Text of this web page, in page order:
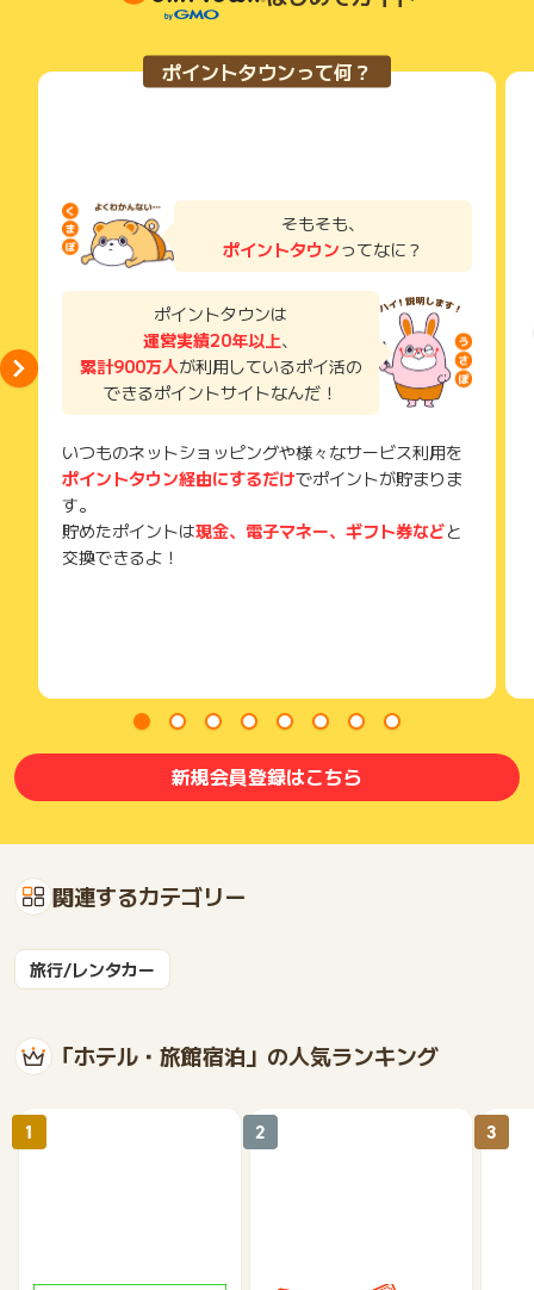
(3)ただし、(1)(2)に因らず、以下の場合にはポイント獲得対象
・イタズラや重複など、お申し込み内容とした相応しくない入
力がみられた場合
の場合には、ポイント獲得対象とはなりません。予めご了承く
ださい。
（＝2ヶ月先の宿泊完了(チェックアウト済)までポイント獲得対
象となります。）
例：4月中の予約は6月の末日までのチェックアウトが対象。
(5）海外ホテルの予約が獲得対象となる地域は以下の通りとな
ります。
【東アジア】中国(※)・台湾・韓国・香港・マカオ
【東南アジア】インドネシア(※)・シンガポール・タイ・フィ
【北米】ハワイ州・ニューヨーク・サンフランシスコ・サン
ノゼ/シリコンバレー
【その他】グアム・サイパン・パラオ
※ 楽天トラベルでご予約いただける全エリアが獲得対象となり
ますが、Booking.com取り扱い地域のご予約は獲得対象外とな
ります。
の間で確定します。
・ご予約の翌月末日までにレンタカーを借りた場合（利用完
了）のみポイント獲得対象となります。
※本広告は以下に関する調査依頼を一切お受けできません。
ポイントタウンサポートでも対応いたしかねますので、ご了承
・獲得予定ポイントに反映されない
※ポイントに関するお問い合わせは、
お問い合わせをした場合、ポイント獲得対象外となる場合がご
ざいます。
サービス・お買い物利用時にお電話など2つ以上の申し込み方
法がある場合、必ずサイト上のWEBフォームからお申し込みく
了などのメールは、ポイント獲得するまで必ず保管してくださ
獲得待ち・獲得失敗の状態でお問い合わせされる際に、該当の
メールを送っていただく場合がございます。
そのため、紛失・破棄された場合は対応いたしかねますので、
ご注意ください。
(※) SafariやChromeなどwebサイトを表示するアプリのこと
っているため、広告主はポイントに関する詳細を把握しており
そのため、ポイントタウンのポイントに関するお問い合わせを
広告主様に直接行わないようお願いいたします。
楽天トラベルとは楽天が運営するオンライン総合旅行サイトで
ビスを提供しています。
国内旅行者にはホテルや旅館の予約・宿泊、旅行ツアー、レン
料になるのがポイントです。
ポイントタウンって何？
そもそも、
ポイントタウンってなに？
ポイントタウンは
運営実績20年以上、
累計900万人が利用しているポイ活の
できるポイントサイトなんだ！
いつものネットショッピングや様々なサービス利用を
ポイントタウン経由にするだけでポイントが貯まりま
す。
貯めたポイントは現金、電子マネー、ギフト券などと
交換できるよ！
新規会員登録はこちら
関連するカテゴリー
旅行/レンタカー
「ホテル・旅館宿泊」の人気ランキング
1 2 3